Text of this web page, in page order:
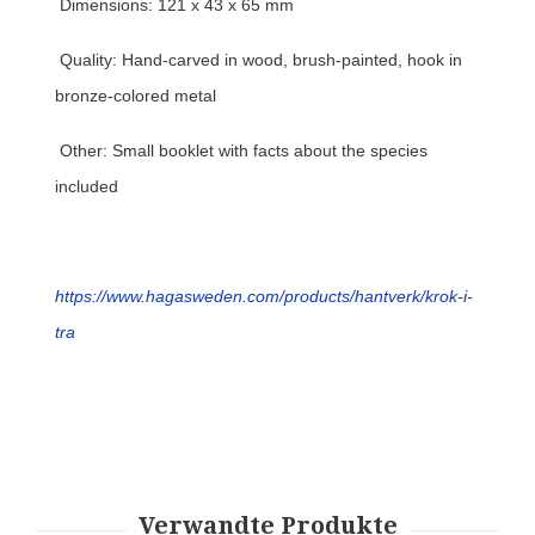
Dimensions: 121 x 43 x 65 mm
Quality: Hand-carved in wood, brush-painted, hook in
bronze-colored metal
Other: Small booklet with facts about the species
included
https://www.hagasweden.com/products/hantverk/krok-i-
tra